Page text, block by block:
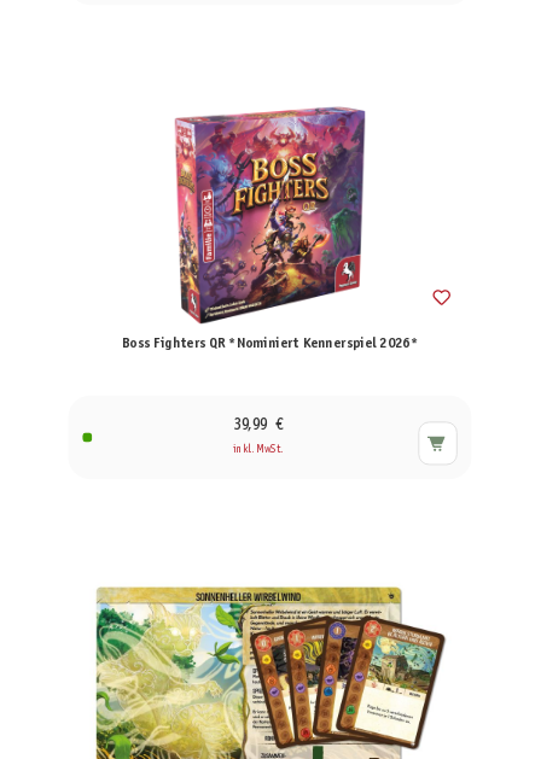
Boss Fighters QR *Nominiert Kennerspiel 2026*
39,99 €
inkl. MwSt.